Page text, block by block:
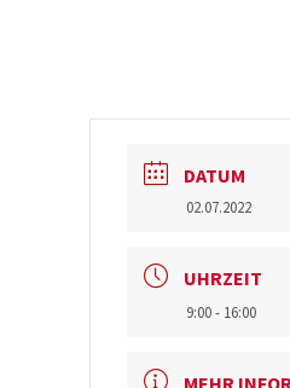
DATUM
02.07.2022
UHRZEIT
9:00 - 16:00
MEHR